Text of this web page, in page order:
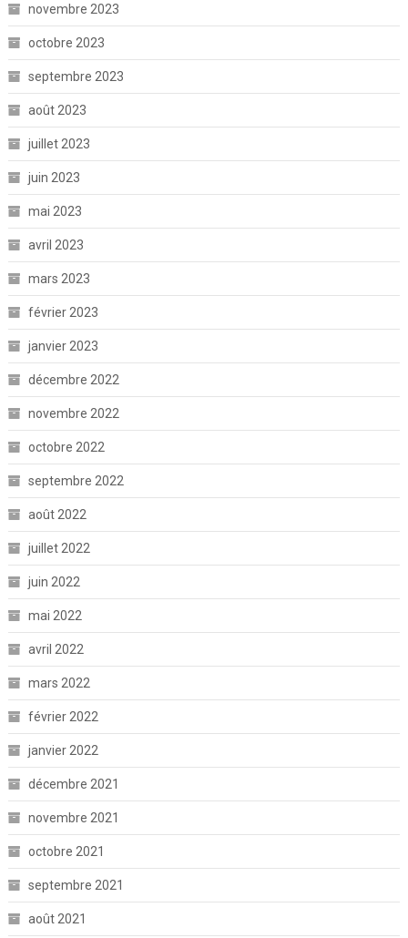
novembre 2023
octobre 2023
septembre 2023
août 2023
juillet 2023
juin 2023
mai 2023
avril 2023
mars 2023
février 2023
janvier 2023
décembre 2022
novembre 2022
octobre 2022
septembre 2022
août 2022
juillet 2022
juin 2022
mai 2022
avril 2022
mars 2022
février 2022
janvier 2022
décembre 2021
novembre 2021
octobre 2021
septembre 2021
août 2021